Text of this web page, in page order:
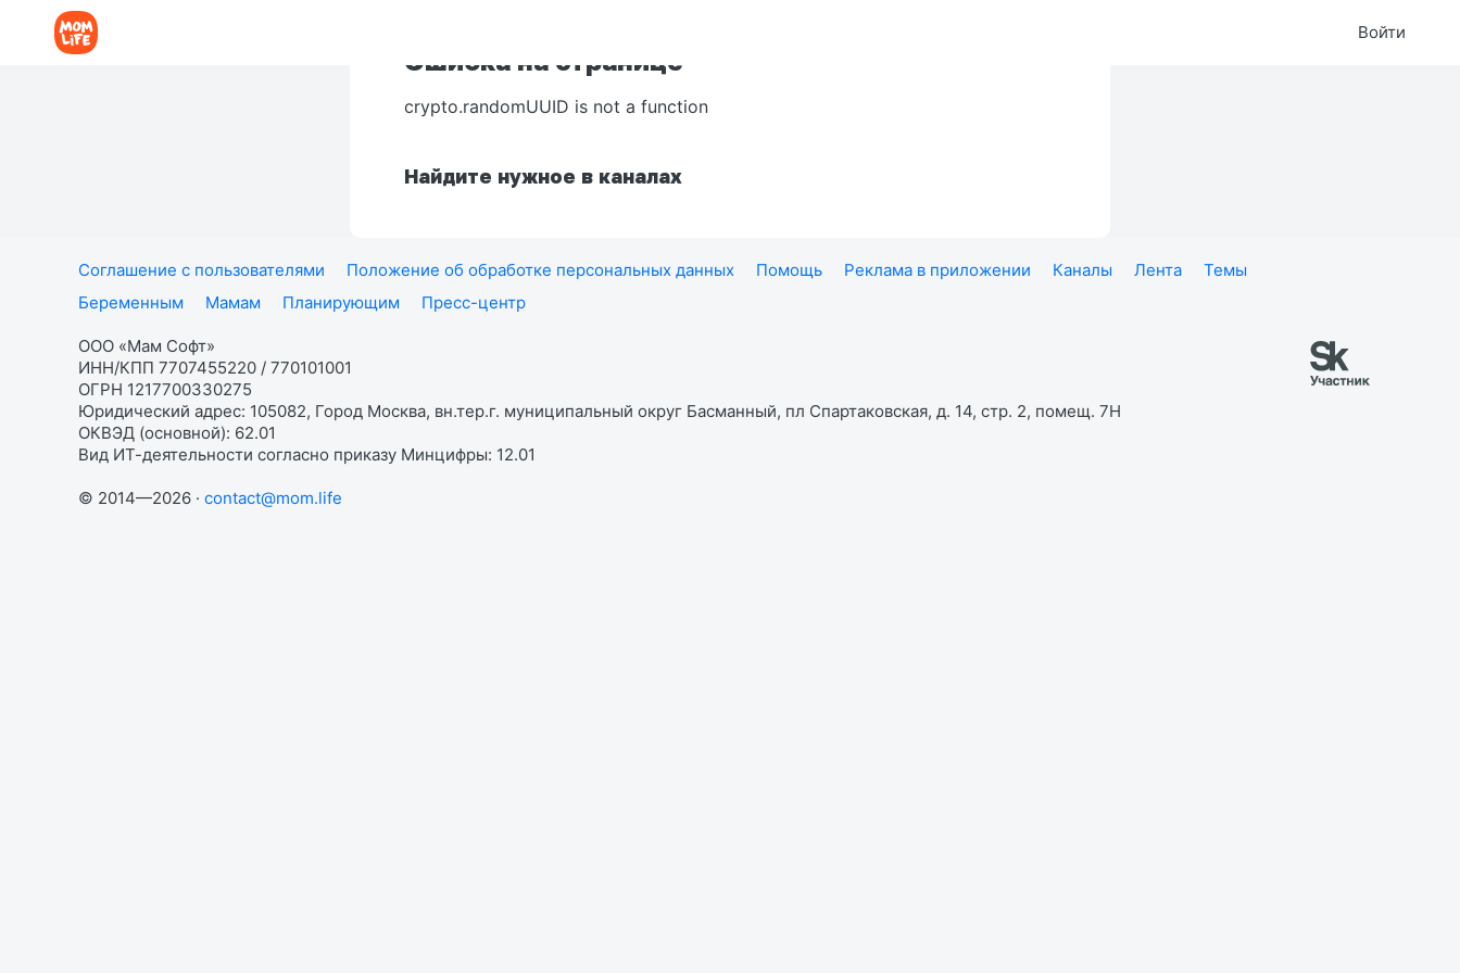
Войти
Ошибка на странице
crypto.randomUUID is not a function
Найдите нужное в каналах
Соглашение с пользователями Положение об обработке персональных данных Помощь Реклама в приложении Каналы Лента
Темы
Беременным
Мамам Планирующим Пресс-центр
ООО «Мам Софт»
ИНН/КПП 7707455220 / 770101001
ОГРН 1217700330275
Юридический адрес: 105082, Город Москва, вн.тер.г. муниципальный округ Басманный, пл Спартаковская, д. 14, стр. 2, помещ. 7Н
ОКВЭД (основной): 62.01
Вид ИТ-деятельности согласно приказу Минцифры: 12.01
© 2014—2026 · contact@mom.life